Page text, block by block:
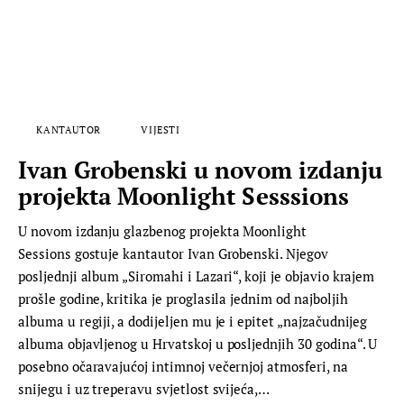
KANTAUTOR VIJESTI
Ivan Grobenski u novom izdanju
projekta Moonlight Sesssions
U novom izdanju glazbenog projekta Moonlight
Sessions gostuje kantautor Ivan Grobenski. Njegov
posljednji album „Siromahi i Lazari“, koji je objavio krajem
prošle godine, kritika je proglasila jednim od najboljih
albuma u regiji, a dodijeljen mu je i epitet „najzačudnijeg
albuma objavljenog u Hrvatskoj u posljednjih 30 godina“. U
posebno očaravajućoj intimnoj večernjoj atmosferi, na
snijegu i uz treperavu svjetlost svijeća,…